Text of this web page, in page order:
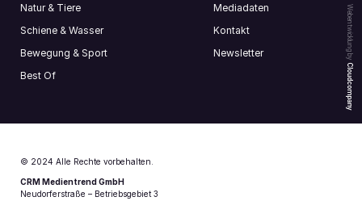
Webentwicklung by
Cloudcompany
Natur & Tiere
Schiene & Wasser
Bewegung & Sport
Best Of
Mediadaten
Kontakt
Newsletter
© 2024 Alle Rechte vorbehalten.
CRM Medientrend GmbH
Neudorferstraße – Betriebsgebiet 3